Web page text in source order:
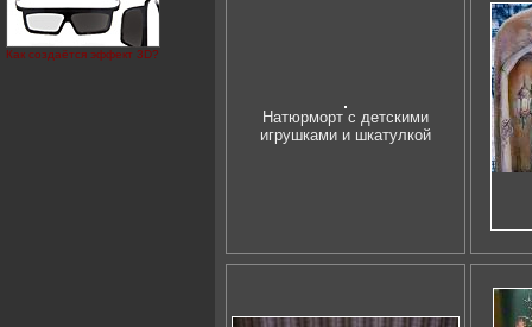
Как создаётся эффект 3D?
Натюрморт с детскими
игрушками и шкатулкой